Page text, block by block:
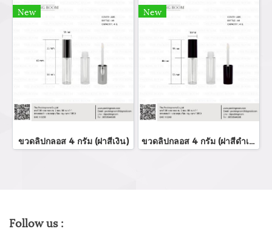
New
ขวดลิปกลอส 4 กรัม (ฝาสีเงิน)
New
ขวดลิปกลอส 4 กรัม (ฝาสีดำเงา)
Follow us :